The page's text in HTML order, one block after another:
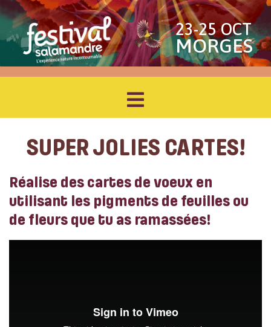
23-25 OCT
MORGES
SUPER JOLIES CARTES!
Réalise des cartes de voeux en
utilisant les pigments de feuilles ou
de fleurs que tu as ramassées!